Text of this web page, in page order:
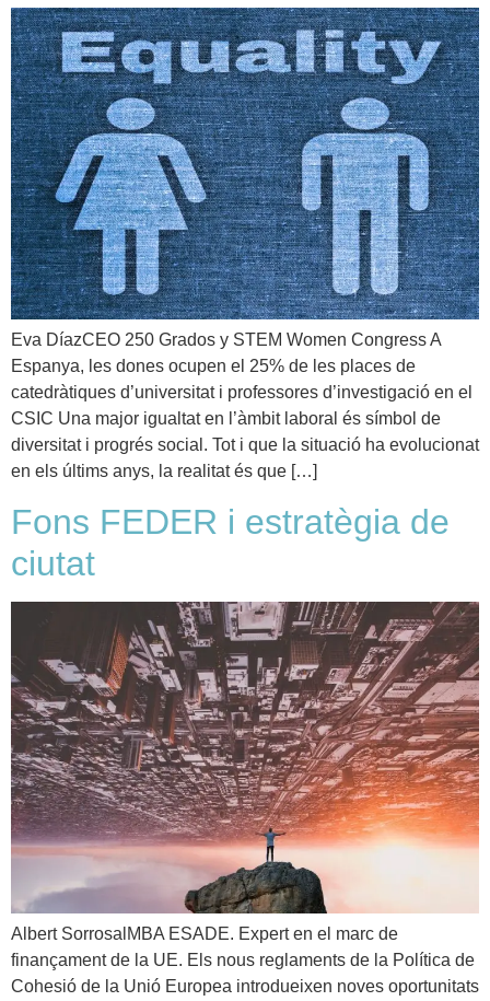
Eva DíazCEO 250 Grados y STEM Women Congress A
Espanya, les dones ocupen el 25% de les places de
catedràtiques d’universitat i professores d’investigació en el
CSIC Una major igualtat en l’àmbit laboral és símbol de
diversitat i progrés social. Tot i que la situació ha evolucionat
en els últims anys, la realitat és que […]
Fons FEDER i estratègia de
ciutat
Albert SorrosalMBA ESADE. Expert en el marc de
finançament de la UE. Els nous reglaments de la Política de
Cohesió de la Unió Europea introdueixen noves oportunitats